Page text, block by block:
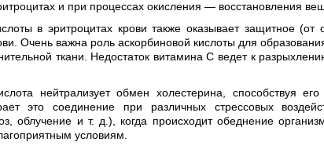
и при процессах окисления — восстановления
в эритроцитах крови также оказывает защитное
Очень важна роль аскорбиновой кислоты для
ткани. Недостаток витамина С ведет к
нейтрализует обмен холестерина, способствуя
это соединение при различных стрессовых
облучение и т. д.), когда происходит обеднение
условиям.